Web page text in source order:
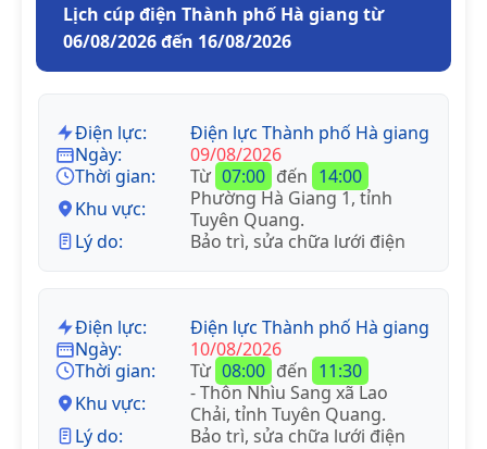
Lịch cúp điện Thành phố Hà giang từ
06/08/2026 đến 16/08/2026
Điện lực:
Điện lực Thành phố Hà giang
Ngày:
09/08/2026
Thời gian:
Từ 07:00 đến 14:00
Khu vực:
Phường Hà Giang 1, tỉnh
Tuyên Quang.
Lý do:
Bảo trì, sửa chữa lưới điện
Điện lực:
Điện lực Thành phố Hà giang
Ngày:
10/08/2026
Thời gian:
Từ 08:00 đến 11:30
Khu vực:
- Thôn Nhìu Sang xã Lao
Chải, tỉnh Tuyên Quang.
Lý do:
Bảo trì, sửa chữa lưới điện